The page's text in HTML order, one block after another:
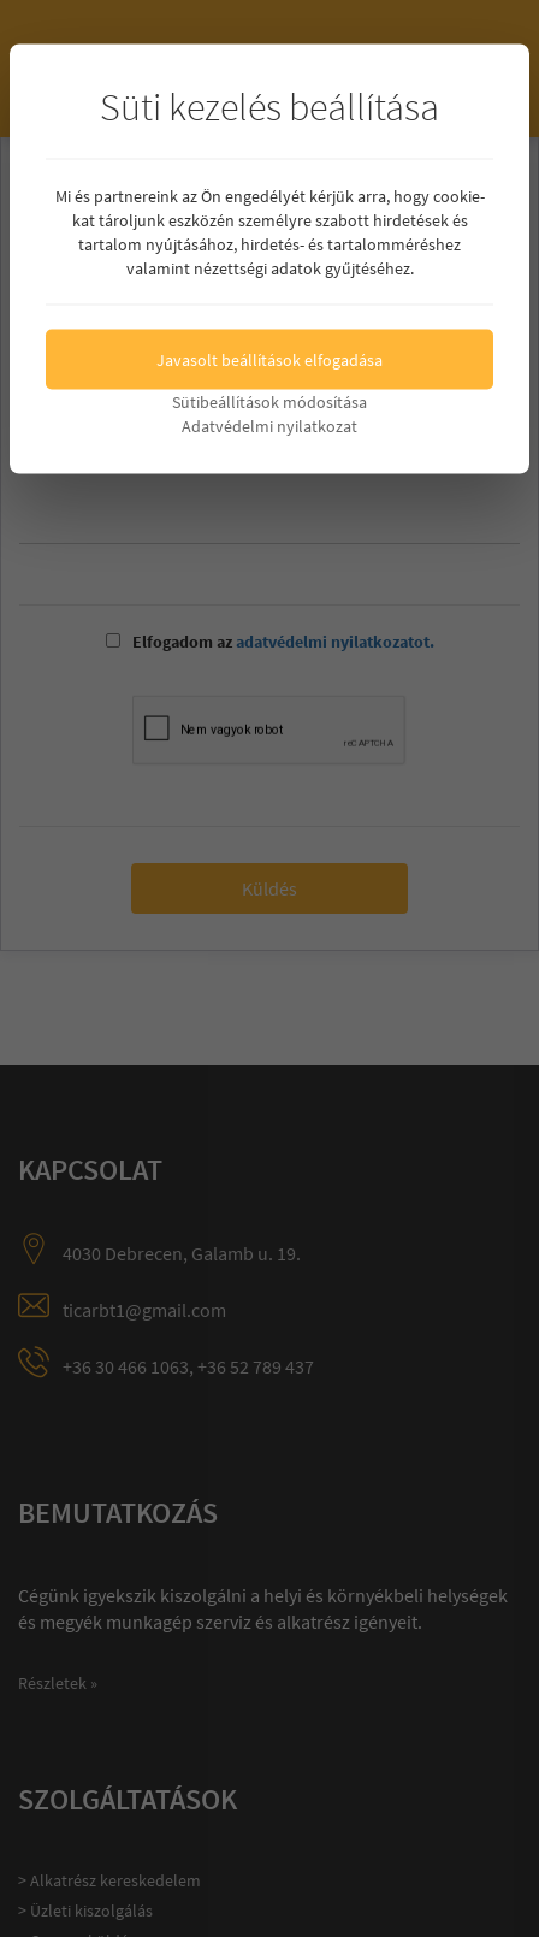
Név*
Telefonszám
Elfogadom az adatvédelmi nyilatkozatot.
Küldés
KAPCSOLAT
4030 Debrecen, Galamb u. 19.
ticarbt1@gmail.com
+36 30 466 1063, +36 52 789 437
BEMUTATKOZÁS
Cégünk igyekszik kiszolgálni a helyi és környékbeli helységek
és megyék munkagép szerviz és alkatrész igényeit.
Részletek »
SZOLGÁLTATÁSOK
> Alkatrész kereskedelem
> Üzleti kiszolgálás
Süti kezelés beállítása
Mi és partnereink az Ön engedélyét kérjük arra, hogy cookie-
kat tároljunk eszközén személyre szabott hirdetések és
tartalom nyújtásához, hirdetés- és tartalomméréshez
valamint nézettségi adatok gyűjtéséhez.
Javasolt beállítások elfogadása
Sütibeállítások módosítása
Adatvédelmi nyilatkozat